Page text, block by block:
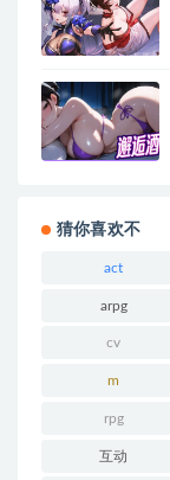
猜你喜欢不
act
arpg
cv
m
rpg
互动